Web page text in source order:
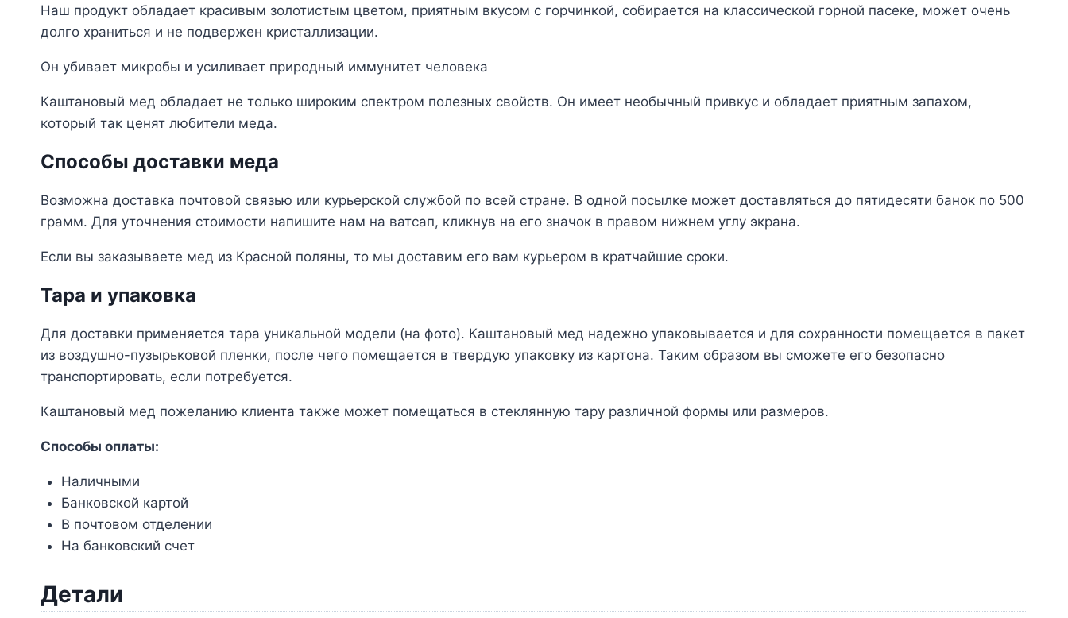
Наш продукт обладает красивым золотистым цветом, приятным вкусом с горчинкой, собирается на классической горной пасеке, может очень
долго храниться и не подвержен кристаллизации.
Он убивает микробы и усиливает природный иммунитет человека
Каштановый мед обладает не только широким спектром полезных свойств. Он имеет необычный привкус и обладает приятным запахом,
который так ценят любители меда.
Способы доставки меда
Возможна доставка почтовой связью или курьерской службой по всей стране. В одной посылке может доставляться до пятидесяти банок по 500
грамм. Для уточнения стоимости напишите нам на ватсап, кликнув на его значок в правом нижнем углу экрана.
Если вы заказываете мед из Красной поляны, то мы доставим его вам курьером в кратчайшие сроки.
Тара и упаковка
Для доставки применяется тара уникальной модели (на фото). Каштановый мед надежно упаковывается и для сохранности помещается в пакет
из воздушно-пузырьковой пленки, после чего помещается в твердую упаковку из картона. Таким образом вы сможете его безопасно
транспортировать, если потребуется.
Каштановый мед пожеланию клиента также может помещаться в стеклянную тару различной формы или размеров.
Способы оплаты:
Наличными
Банковской картой
В почтовом отделении
На банковский счет
Детали